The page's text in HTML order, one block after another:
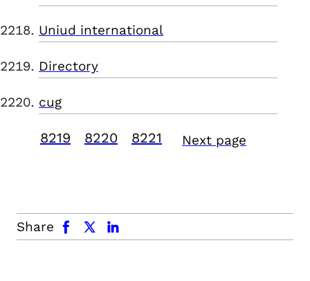
Uniud international
Directory
cug
8219 8220 8221 Next page
Share
facebook x.com linkedin